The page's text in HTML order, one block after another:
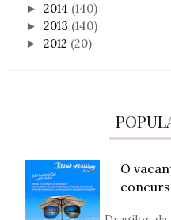
►2014 (140)
►2013 (140)
►2012 (20)
O